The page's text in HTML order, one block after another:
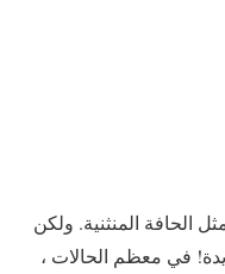
الحافة المنثنية. ولكن
في معظم الحالات ،